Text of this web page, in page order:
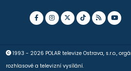
1993 - 2026 POLAR televize Ostrava, s.r.o.,
rozhlasové a televizní vysílání.